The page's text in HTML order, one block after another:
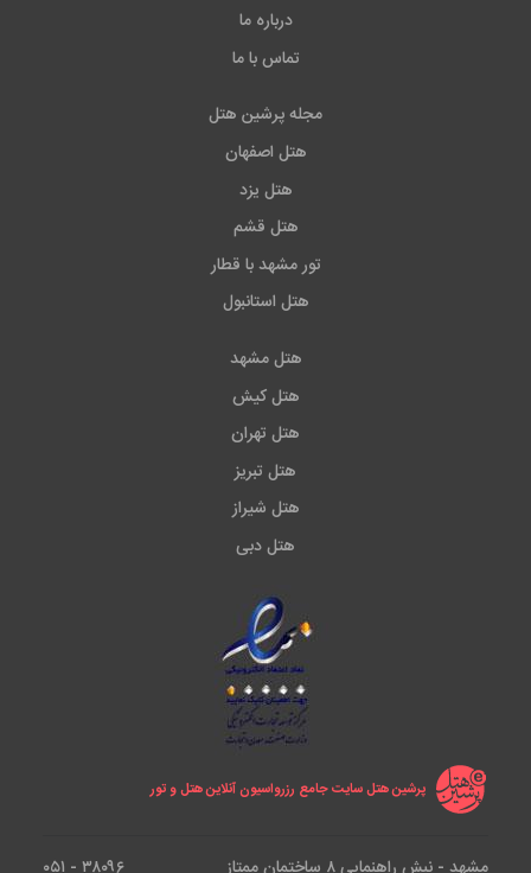
درباره ما
تماس با ما
مجله پرشین هتل
هتل اصفهان
هتل یزد
هتل قشم
تور مشهد با قطار
هتل استانبول
هتل مشهد
هتل کیش
هتل تهران
هتل تبریز
هتل شیراز
هتل دبی
پرشین هتل سایت جامع رزرواسیون آنلاین هتل و تور